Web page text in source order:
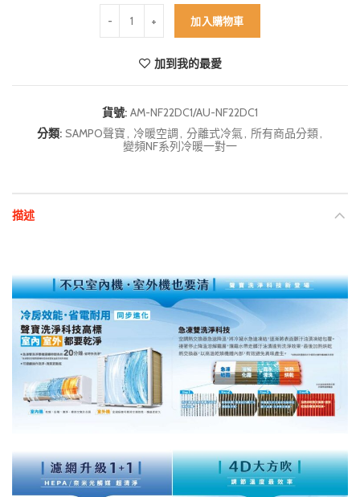
SAMPO 聲寶 3-5坪 NF系列 時尚一級變頻一對一冷
加入購物車
加到我的最愛
貨號: AM-NF22DC1/AU-NF22DC1
分類: SAMPO聲寶, 冷暖空調, 分離式冷氣, 所有商品分類,
變頻NF系列冷暖一對一
描述